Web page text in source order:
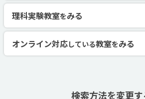
理科実験教室をみる
オンライン対応している教室をみる
検索方法を変更す